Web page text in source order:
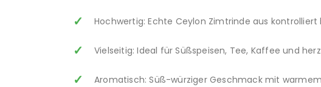
Hochwertig: Echte Ceylon Zimtrinde aus kontrolliert
Vielseitig: Ideal für Süßspeisen, Tee, Kaffee und
Aromatisch: Süß-würziger Geschmack mit